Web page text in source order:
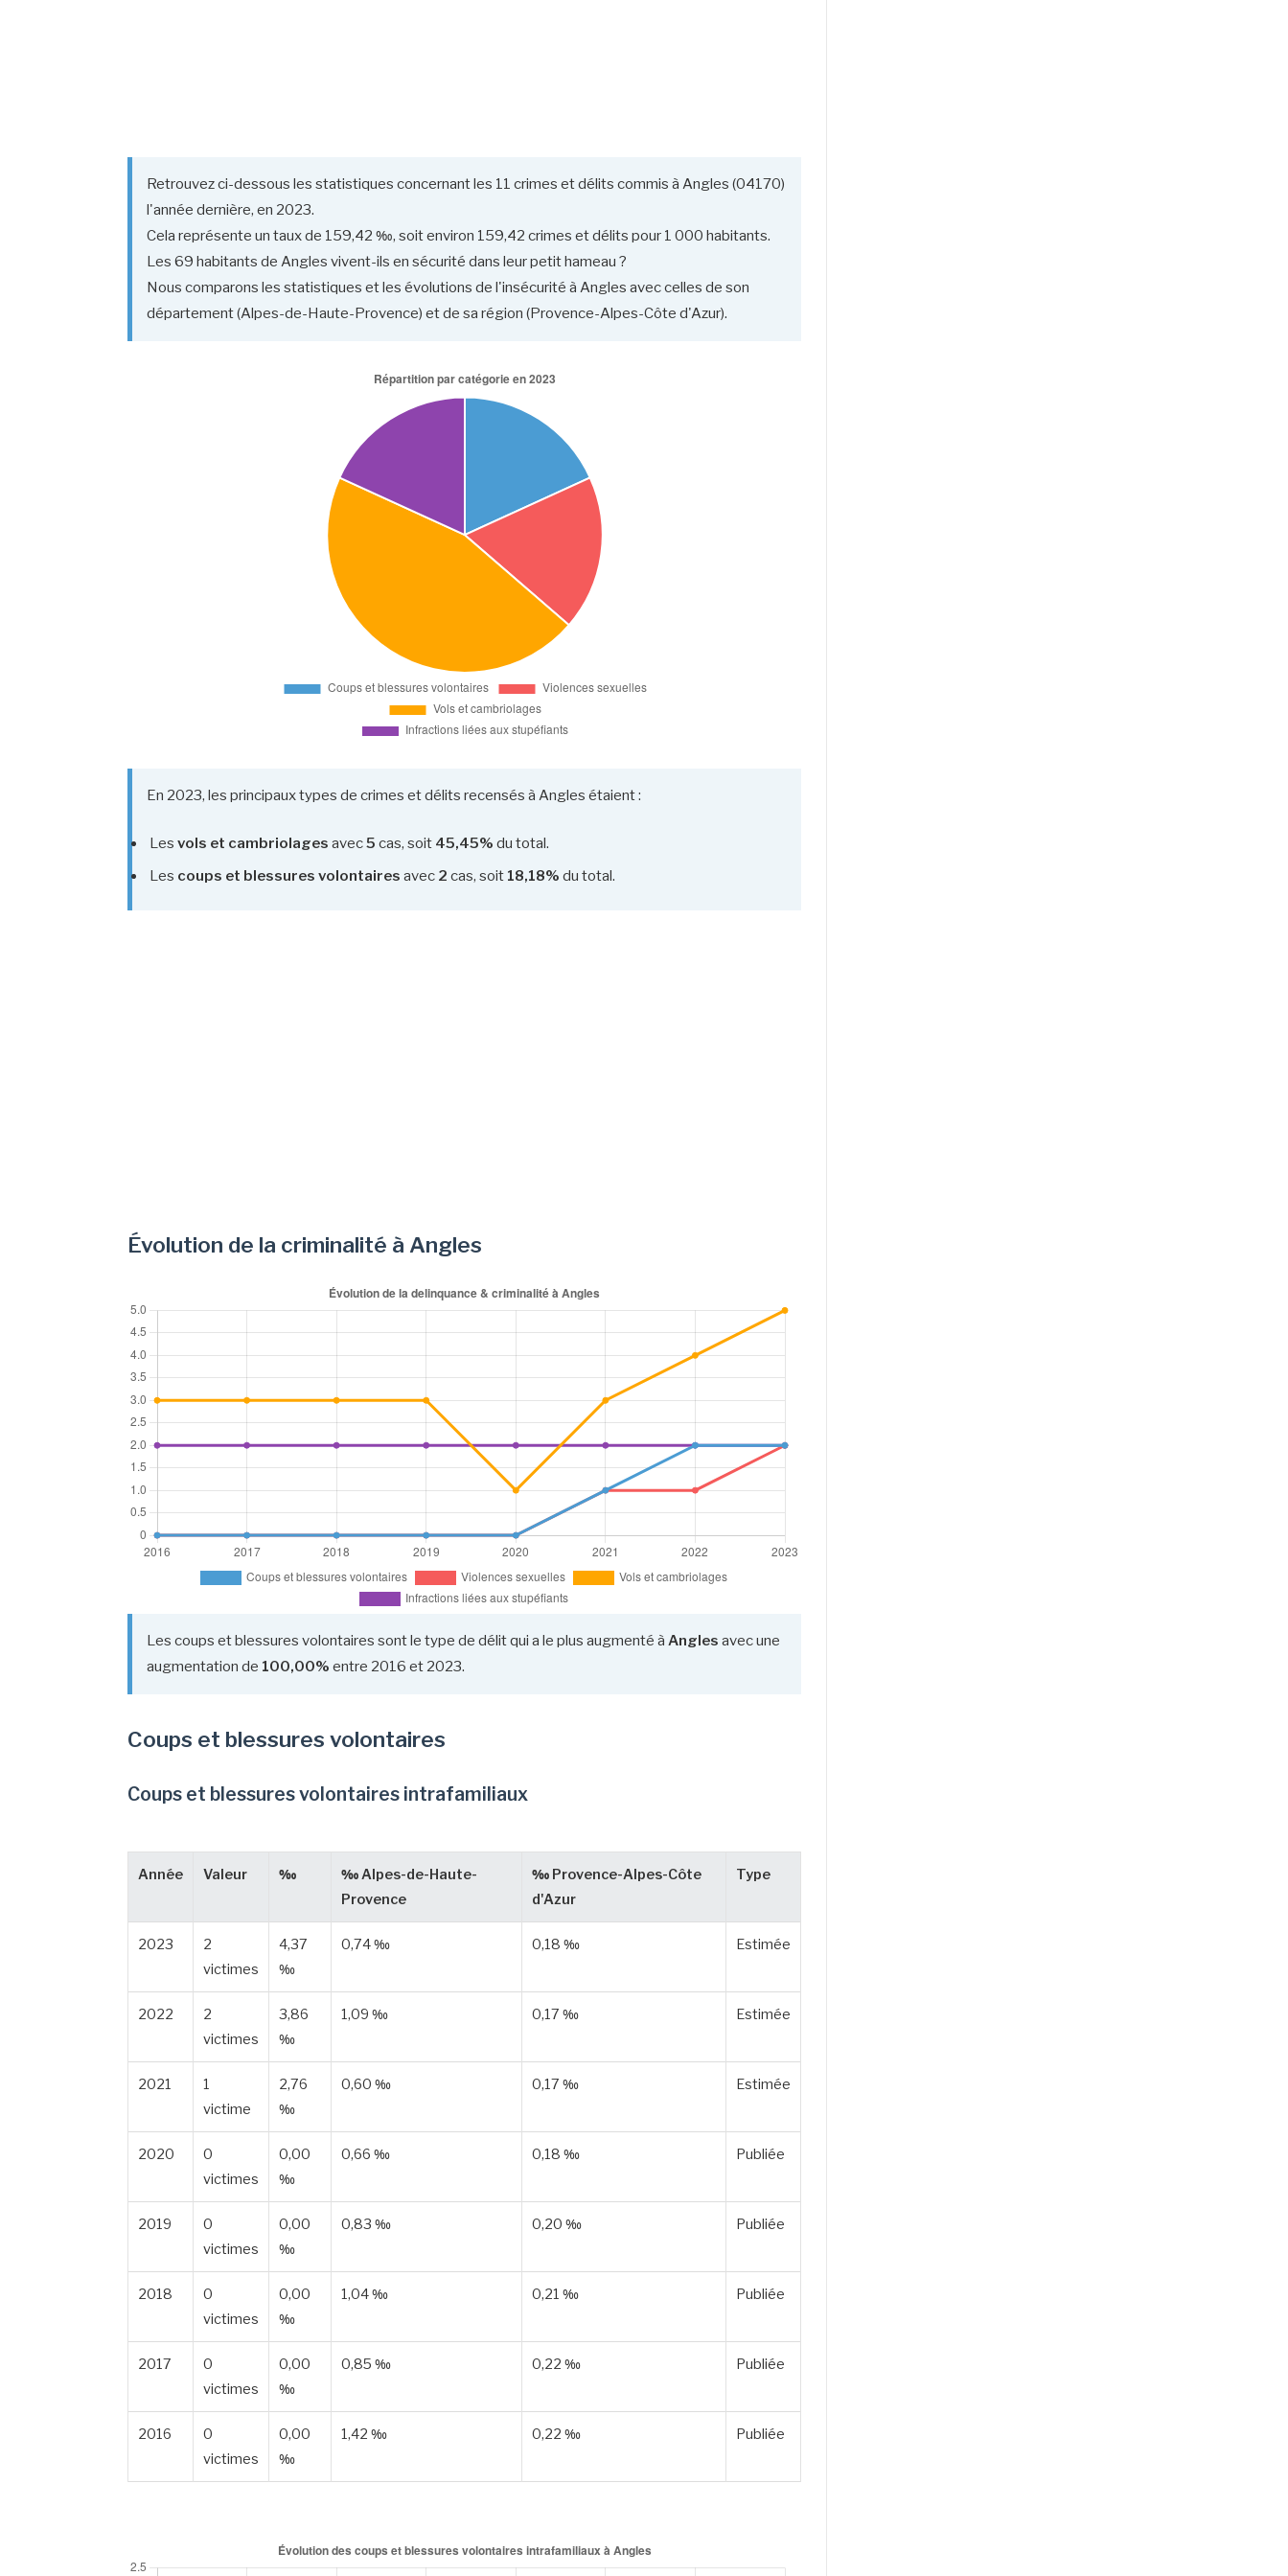
Retrouvez ci-dessous les statistiques concernant les 11 crimes et délits commis à Angles (04170)
l'année dernière, en 2023.
Cela représente un taux de 159,42 ‰, soit environ 159,42 crimes et délits pour 1 000 habitants.
Les 69 habitants de Angles vivent-ils en sécurité dans leur petit hameau ?
Nous comparons les statistiques et les évolutions de l'insécurité à Angles avec celles de son
département (Alpes-de-Haute-Provence) et de sa région (Provence-Alpes-Côte d'Azur).
En 2023, les principaux types de crimes et délits recensés à Angles étaient :
Les vols et cambriolages avec5 cas, soit 45,45% du total.
Les coups et blessures volontaires avec 2 cas, soit 18,18% du total.
Évolution de la criminalité à Angles
Les coups et blessures volontaires sont le type de délit qui a le plus augmenté à Angles avec une
augmentation de 100,00% entre 2016 et 2023.
Coups et blessures volontaires
Coups et blessures volontaires intrafamiliaux
Année Valeur ‰
‰ Alpes-de-Haute-
Provence
‰ Provence-Alpes-Côte
d'Azur
Type
2023
2
victimes
4,37
‰
0,74 ‰ 0,18 ‰ Estimée
2022
2
victimes
3,86
‰
1,09 ‰ 0,17 ‰ Estimée
2021
1
victime
2,76
‰
0,60 ‰ 0,17 ‰ Estimée
2020
0
victimes
0,00
‰
0,66 ‰ 0,18 ‰ Publiée
2019
0
victimes
0,00
‰
0,83 ‰ 0,20 ‰ Publiée
2018
0
victimes
0,00
‰
1,04 ‰ 0,21 ‰ Publiée
2017
0
victimes
0,00
‰
0,85 ‰ 0,22 ‰ Publiée
2016
0
victimes
0,00
‰
1,42 ‰ 0,22 ‰ Publiée